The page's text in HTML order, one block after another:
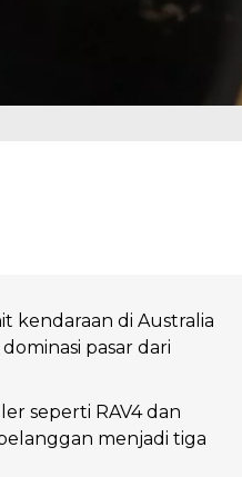
kendaraan di Australia
pasar dari
seperti RAV4 dan
menjadi tiga